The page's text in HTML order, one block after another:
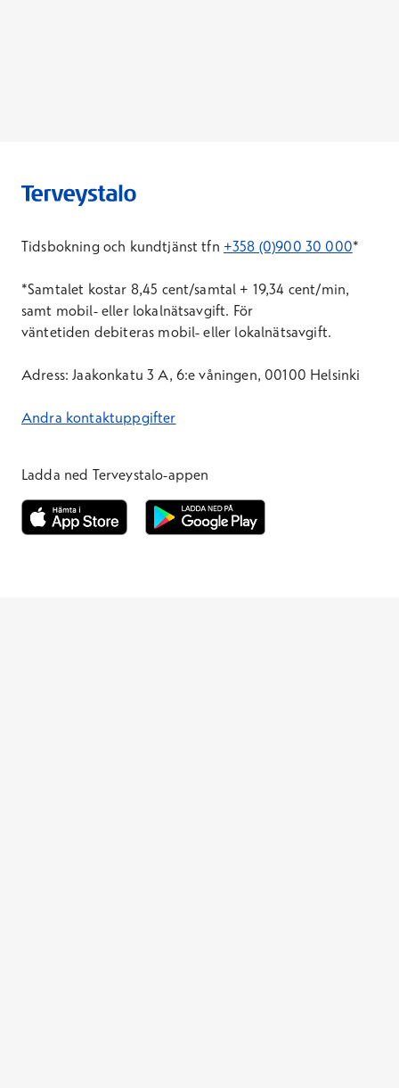
Tidsbokning och kundtjänst tfn +358 (0)900 30 000*
*Samtalet kostar 8,45 cent/samtal + 19,34 cent/min,
samt mobil- eller lokalnätsavgift. För
väntetiden debiteras mobil- eller lokalnätsavgift.
Adress: Jaakonkatu 3 A, 6:e våningen, 00100 Helsinki
Andra kontaktuppgifter
Ladda ned Terveystalo-appen